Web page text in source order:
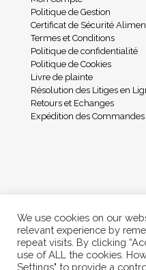
Politique de Gestion
Certificat de Sécurité
Termes et Conditions
Politique de confidentialité
Politique de Cookies
Livre de plainte
Résolution des Litiges en
Retours et Echanges
Expédition des Commandes
© 2024
We use cookies on our
relevant experience by
repeat visits. By clicking
use of ALL the cookies.
Settings" to provide a